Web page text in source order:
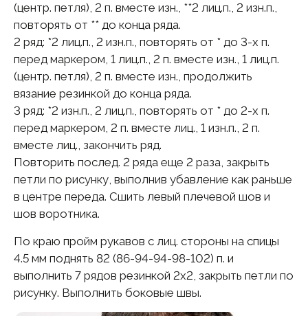
(центр. петля), 2 п. вместе изн., **2 лиц.п., 2 изн.п.,
повторять от ** до конца ряда.
2 ряд: *2 лиц.п., 2 изн.п., повторять от * до 3-х п.
перед маркером, 1 лиц.п., 2 п. вместе изн., 1 лиц.п.
(центр. петля), 2 п. вместе изн., продолжить
вязание резинкой до конца ряда.
3 ряд: *2 изн.п., 2 лиц.п., повторять от * до 2-х п.
перед маркером, 2 п. вместе лиц., 1 изн.п., 2 п.
вместе лиц., закончить ряд.
Повторить послед. 2 ряда еще 2 раза, закрыть
петли по рисунку, выполнив убавление как раньше
в центре переда. Сшить левый плечевой шов и
шов воротника.
По краю пройм рукавов с лиц. стороны на спицы
4.5 мм поднять 82 (86-94-94-98-102) п. и
выполнить 7 рядов резинкой 2х2, закрыть петли по
рисунку. Выполнить боковые швы.